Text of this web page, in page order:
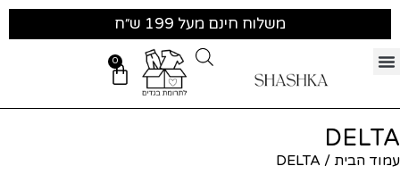
משלוח חינם מעל 199 ש״ח
0
DELTA
עמוד הבית / DELTA